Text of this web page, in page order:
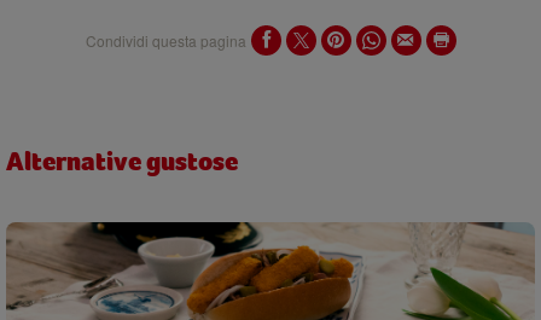
Condividi questa pagina
Alternative gustose